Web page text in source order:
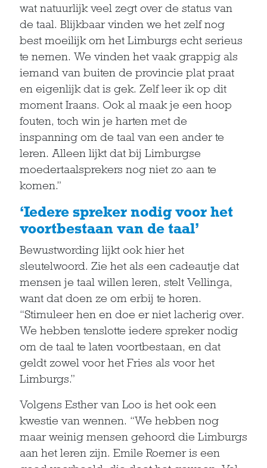
wat natuurlijk veel zegt over de status van
de taal. Blijkbaar vinden we het zelf nog
best moeilijk om het Limburgs echt serieus
te nemen. We vinden het vaak grappig als
iemand van buiten de provincie plat praat
en eigenlijk dat is gek. Zelf leer ik op dit
moment Iraans. Ook al maak je een hoop
fouten, toch win je harten met de
inspanning om de taal van een ander te
leren. Alleen lijkt dat bij Limburgse
moedertaalsprekers nog niet zo aan te
komen.”
‘Iedere spreker nodig voor het
voortbestaan van de taal’
Bewustwording lijkt ook hier het
sleutelwoord. Zie het als een cadeautje dat
mensen je taal willen leren, stelt Vellinga,
want dat doen ze om erbij te horen.
“Stimuleer hen en doe er niet lacherig over.
We hebben tenslotte iedere spreker nodig
om de taal te laten voortbestaan, en dat
geldt zowel voor het Fries als voor het
Limburgs.”
Volgens Esther van Loo is het ook een
kwestie van wennen. “We hebben nog
maar weinig mensen gehoord die Limburgs
aan het leren zijn. Emile Roemer is een